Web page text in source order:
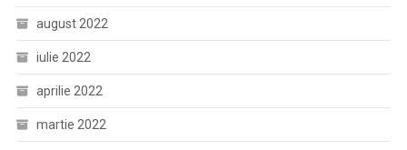
august 2022
iulie 2022
aprilie 2022
martie 2022